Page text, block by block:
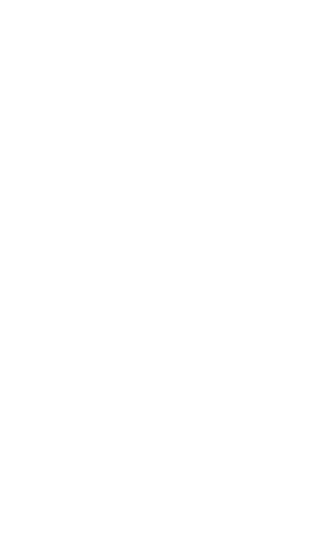
massive plankegulve, profilerede paneler, godt
med adgang til den ret store sydvendte